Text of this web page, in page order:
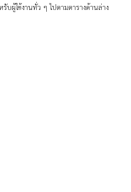
บผู้ใช้งานทั่ว ๆ ไปตามตารางด้านล่าง